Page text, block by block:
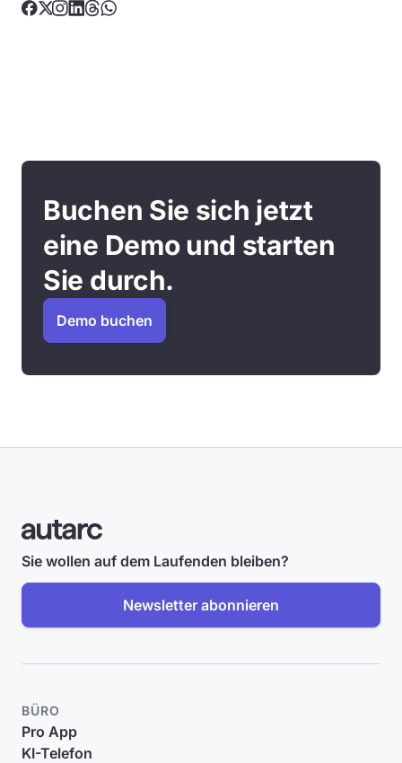
Buchen Sie sich jetzt
eine Demo und starten
Sie durch.
Demo buchen
Sie wollen auf dem Laufenden bleiben?
Newsletter abonnieren
BÜRO
Pro App
KI-Telefon